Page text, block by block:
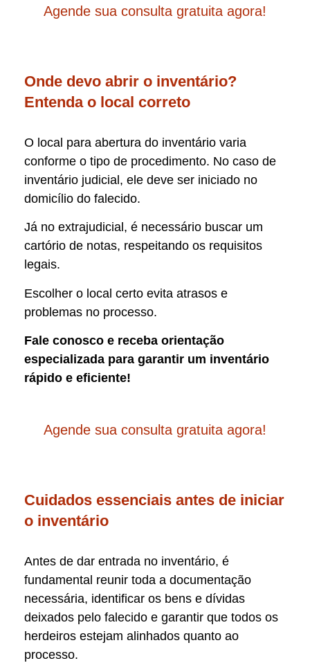
Agende sua consulta gratuita agora!
Onde devo abrir o inventário?
Entenda o local correto
O local para abertura do inventário varia
conforme o tipo de procedimento. No caso de
inventário judicial, ele deve ser iniciado no
domicílio do falecido.
Já no extrajudicial, é necessário buscar um
cartório de notas, respeitando os requisitos
legais.
Escolher o local certo evita atrasos e
problemas no processo.
Fale conosco e receba orientação
especializada para garantir um inventário
rápido e eficiente!
Agende sua consulta gratuita agora!
Cuidados essenciais antes de iniciar
o inventário
Antes de dar entrada no inventário, é
fundamental reunir toda a documentação
necessária, identificar os bens e dívidas
deixados pelo falecido e garantir que todos os
herdeiros estejam alinhados quanto ao
processo.